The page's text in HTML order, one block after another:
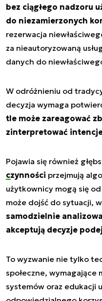
bez ciągłego nadzoru
do niezamierzonych
rezerwacja
za nieautoryzowaną
danych do
W odróżnieniu od
decyzja wymaga
tle może zareagować
zinterpretować
Pojawia się również
czynności przejmują
użytkownicy mogą się
może dojść do sytuacji,
samodzielnie
akceptują decyzje
To wyzwanie nie tylko
społeczne,
systemów oraz edukacji